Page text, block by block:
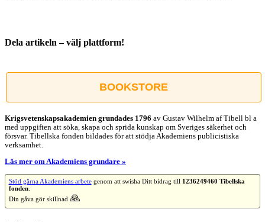
Dela artikeln – välj plattform!
post
BOOKSTORE
Krigsvetenskap­sakademien grundades 1796 av Gustav Wilhelm af Tibell bl a
med uppgiften att söka, skapa och sprida kunskap om Sveriges säkerhet och
försvar. Tibellska fonden bildades för att stödja Akademiens publicistiska
verksamhet.
Läs mer om Akademiens grundare »
Stöd gärna Akademiens arbetegenom att swisha Ditt bidrag till 1236249460 Tibellska
fonden.
Din gåva gör skillnad 🙏